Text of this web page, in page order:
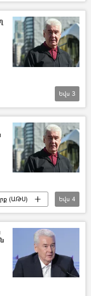
Եվս 3
(ԱԹՍ)
Դոնբասի պաշտպանություն. ՌԴ–ի ռազմական հատուկ գործողությունը Ուկրաինայում
Եվս 4